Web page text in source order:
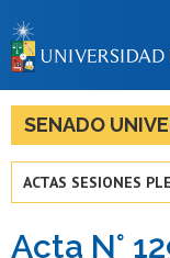
SENADO
ACTAS SESIONES
Acta N°